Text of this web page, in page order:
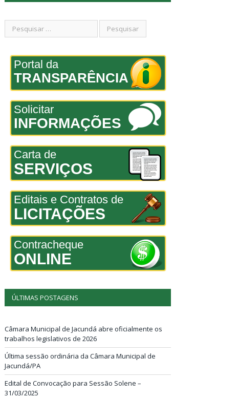
Portal da
TRANSPARÊNCIA
Solicitar
INFORMAÇÕES
Carta de
SERVIÇOS
Editais e Contratos de
LICITAÇÕES
Contracheque
ONLINE
ÚLTIMAS POSTAGENS
Câmara Municipal de Jacundá abre oficialmente os
trabalhos legislativos de 2026
Última sessão ordinária da Câmara Municipal de
Jacundá/PA
Edital de Convocação para Sessão Solene –
31/03/2025